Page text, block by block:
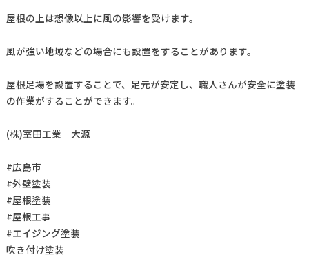
屋根の上は想像以上に風の影響を受けます。
風が強い地域などの場合にも設置をすることがあります。
屋根足場を設置することで、足元が安定し、職人さんが安全に塗装
の作業がすることができます。
(株)室田工業 大源
#広島市
#外壁塗装
#屋根塗装
#屋根工事
#エイジング塗装
吹き付け塗装